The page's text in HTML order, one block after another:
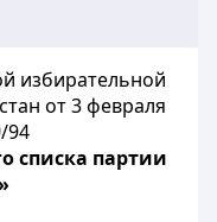
избирательной
от 3 февраля
94
списка партии